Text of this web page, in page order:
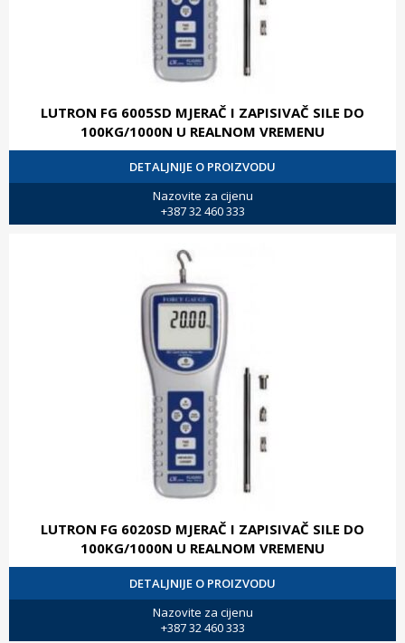
LUTRON FG 6005SD MJERAČ I ZAPISIVAČ SILE DO
100KG/1000N U REALNOM VREMENU
DETALJNIJE O PROIZVODU
Nazovite za cijenu
+387 32 460 333
LUTRON FG 6020SD MJERAČ I ZAPISIVAČ SILE DO
100KG/1000N U REALNOM VREMENU
DETALJNIJE O PROIZVODU
Nazovite za cijenu
+387 32 460 333